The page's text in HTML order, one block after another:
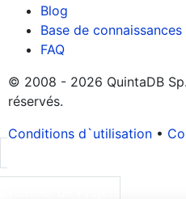
Blog
Base de connaissances
FAQ
© 2008 - 2026 QuintaDB
réservés.
Conditions d`utilisation •